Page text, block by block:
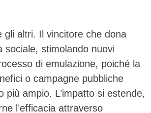
gli altri. Il vincitore che dona
sociale, stimolando nuovi
di emulazione, poiché la
o campagne pubbliche
ampio. L’impatto si estende,
l’efficacia attraverso